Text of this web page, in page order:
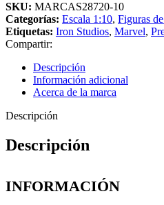
SKU: MARCAS28720-10
Categorías: Escala 1:10, Figuras
Etiquetas: Iron Studios, Marvel,
Compartir:
Descripción
Información adicional
Acerca de la marca
Descripción
Descripción
INFORMACIÓN